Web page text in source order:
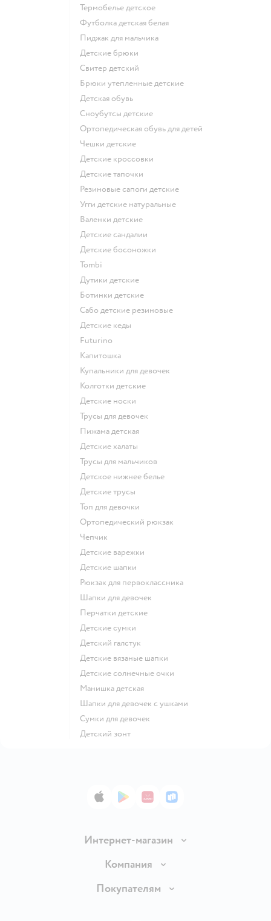
Термобелье детское
Футболка детская белая
Пиджак для мальчика
Детские брюки
Свитер детский
Брюки утепленные детские
Детская обувь
Сноубутсы детские
Ортопедическая обувь для детей
Чешки детские
Детские кроссовки
Детские тапочки
Резиновые сапоги детские
Угги детские натуральные
Валенки детские
Детские сандалии
Детские босоножки
Tombi
Дутики детские
Ботинки детские
Сабо детские резиновые
Детские кеды
Futurino
Капитошка
Купальники для девочек
Колготки детские
Детские носки
Трусы для девочек
Пижама детская
Детские халаты
Трусы для мальчиков
Детское нижнее белье
Детские трусы
Топ для девочки
Ортопедический рюкзак
Чепчик
Детские варежки
Детские шапки
Рюкзак для первоклассника
Шапки для девочек
Перчатки детские
Детские сумки
Детский галстук
Детские вязаные шапки
Детские солнечные очки
Манишка детская
Шапки для девочек с ушками
Сумки для девочек
Детский зонт
App StoreGoogle Play
AppGallery
RuStore
Интернет-магазин
Доставка и оплата
Правила продажи
Компания
Вакансии
Покупателям